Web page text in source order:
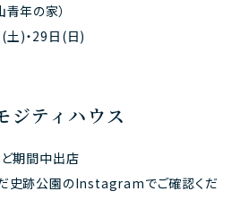
年の家）
土)・29日(日)
ティハウス
ど期間中出店
史跡公園のInstagramでご確認くだ